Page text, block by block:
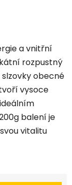
a vnitřní
rozpustný
obecné
vysoce
balení je
vitalitu